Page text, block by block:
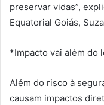
preservar vidas”,
Equatorial Goiás,
*Impacto vai além do
Além do risco à
causam impactos